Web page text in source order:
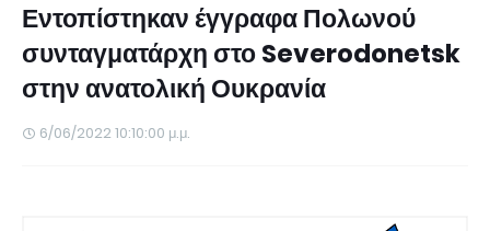
Εντοπίστηκαν έγγραφα Πολωνού
συνταγματάρχη στο Severodonetsk
στην ανατολική Ουκρανία
6/06/2022 10:10:00 μ.μ.